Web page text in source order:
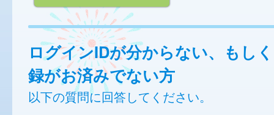
ログインIDが分からない、もし
録がお済みでない方
以下の質問に回答してください。